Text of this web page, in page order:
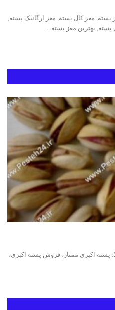
مغز کال پسته, مغز ارگانیک پسته,
بهترین مغز پسته...
پسته اکبری ممتاز، فروش پسته اکبری،